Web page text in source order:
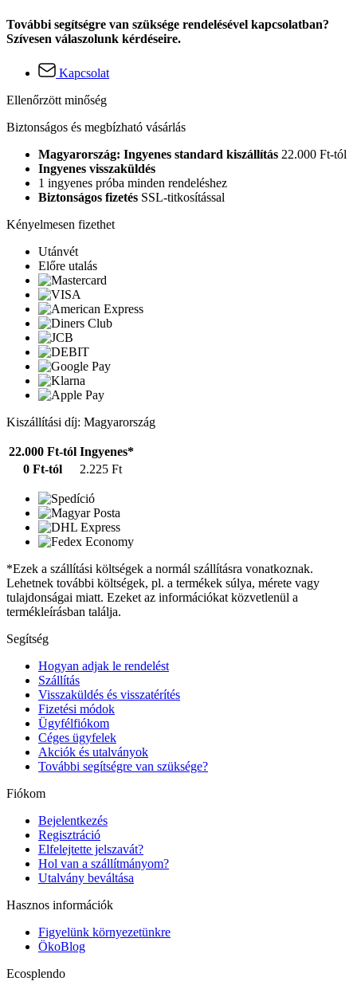
További segítségre van szüksége rendelésével kapcsolatban?
Szívesen válaszolunk kérdéseire.
Kapcsolat
Ellenőrzött minőség
Biztonságos és megbízható vásárlás
Magyarország: Ingyenes standard kiszállítás 22.000 Ft-tól
Ingyenes visszaküldés
1 ingyenes próba minden rendeléshez
Biztonságos fizetés SSL-titkosítással
Kényelmesen fizethet
Utánvét
Előre utalás
Kiszállítási díj: Magyarország
22.000 Ft-tól Ingyenes*
0 Ft-tól
2.225 Ft
*Ezek a szállítási költségek a normál szállításra vonatkoznak.
Lehetnek további költségek, pl. a termékek súlya, mérete vagy
tulajdonságai miatt. Ezeket az információkat közvetlenül a
termékleírásban találja.
Segítség
Hogyan adjak le rendelést
Szállítás
Visszaküldés és visszatérítés
Fizetési módok
Ügyfélfiókom
Céges ügyfelek
Akciók és utalványok
További segítségre van szüksége?
Fiókom
Bejelentkezés
Regisztráció
Elfelejtette jelszavát?
Hol van a szállítmányom?
Utalvány beváltása
Hasznos információk
Figyelünk környezetünkre
ÖkoBlog
Ecosplendo